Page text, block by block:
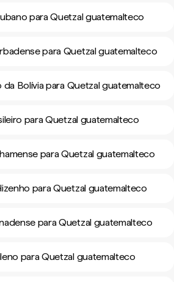
para Quetzal guatemalteco
para Quetzal guatemalteco
da Bolívia para Quetzal guatemalteco
para Quetzal guatemalteco
para Quetzal guatemalteco
para Quetzal guatemalteco
para Quetzal guatemalteco
para Quetzal guatemalteco